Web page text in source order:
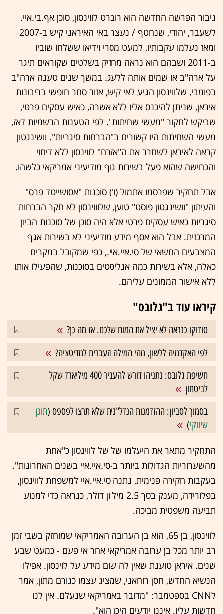
גיבור הפרשה החדשה הוא רוברט לווינסון, סוכן אף.בי.איי.
לשעבר, יהודי, שנחטף / נעצר באי האיראני קיש ב-2007
ומאז נעלמו עקבותיו, למעט מסרי וידיאו ששלחו שוביו
ב-2011 ושבהם הוא נראה מחזיק בשלטים שקוראים תיגר
על ארה"ב או שמים אותה ללעג. במשך שנים טענה ארה"ב
בפומבי, שלווינסון הגיע לאי קיש, אזור סחר חופשי בריבונות
איראן, שניתן להיכנס אליו ללא אשרה, כאיש עסקים פרטי,
שביקש לחקור "מעשי שחיתות". לפי הטענות הרשמיות דאז,
מעשי השחיתות היו קשורים ב"הברחות סיגריות". וושינגטון
קראה לאיראן לשחרר את ה"אזרח" לווינסון ללא דיחוי
והכחישה שהוא פעל בשירות גוף מודיעיני אמריקאי כלשהו.
אבל תחקיר שפרסמו אתמול (ו') סוכנות "אסושייטד פרס"
והעיתון "וושינגטון פוסט" טוען, שלוווינסון לא חקר הברחות
סיגריות כאיש עסקים פרטי אלא היה סוכן של סוכנות הביון
המרכזית. אבל הוא אסף מידע מודיעיני לא בשירות אגף
המצבעים החשאי של סי.איי.איי., כפי שמקובל במקרים
כאלה, אלא בשירות כמה אנליסטים בסוכנות, שהפעילו אותו
ללא אישור הממונים עליהם.
קיראו עוד ב"גלובס"
סודוקו כנראה לא יציל את המוח שלכם. אז מה כן?
לפי האקדמיה ללשון, מהי המילה העברית למדיטציה?
חשיפת גלובס: נתניהו דורש להעביר 400 מיליארד שקל
לביטחון
בסמוך לסביון: ההזדמנות הנדל"נית שלא תרצו לפספס (תוכן
שיווקי)
התחקיר מתאר את היעלמו של של לווינסון כ"אחת
מהשערוריות הגדולות ביותר ב-סי.איי.איי בשנים האחרונות".
בעקבות חקירה פנימית, נתנה סי.איי.איי למשפחת לווינסון,
בפלורידה, מענק בסך 2.5 מיליון דולר, כנראה כדי למנוע
תביעה משפטית מביכה.
לווינסון, בן 65, הוא בן הערובה האמריקאי שמוחזק בשבי זמן
רב יותר מכל בן ערובה אמריקאי אחר אי פעם - כמעט שבע
שנים. איראן טוענת שאין לה שום מידע על לוינסון. אפילו
הנשיא החדש, חסן רוחאני, שמציג עצמו כגורם מתון, אמר
לCNN בספטמבר: "מדובר באמריקאי שנעלם. אין לנו
חדשות עליו. איננו יודעים היכן הוא".